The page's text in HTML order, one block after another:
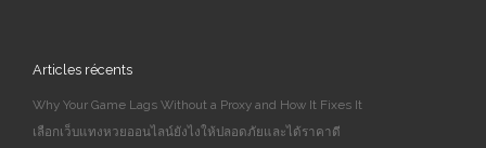
Articles récents
Why Your Game Lags Without a Proxy and How It Fixes It
เลือกเว็บแทงหวยออนไลน์ยังไงให้ปลอดภัยและได้ราคาดี